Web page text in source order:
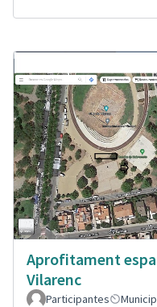
Aprofitament
Vilarenc
Participantes